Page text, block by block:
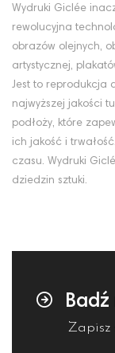
Wydruki Giclée
rewolucyjna
obrazów olejnych,
artystycznej,
Jest to reprodukcja
najwyższej jakości
podłoży, które
ich jakość i
czasu. Wydruki
dziedzin sztuki.
Zapisz